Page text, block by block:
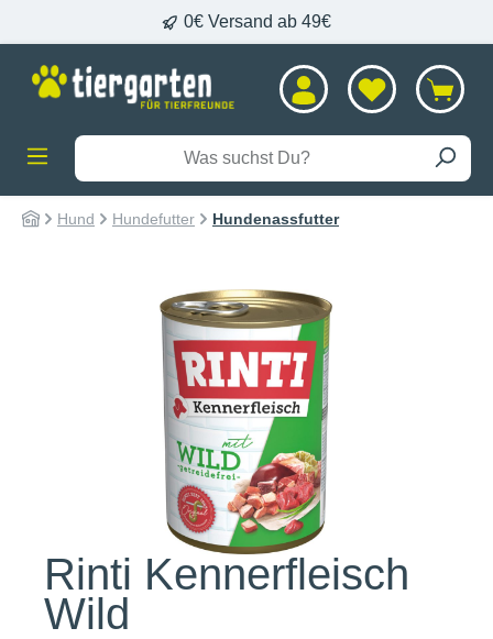
0€ Versand ab 49€
Hund Hundefutter Hundenassfutter
Bildergalerie überspringen
Rinti Kennerfleisch
Wild